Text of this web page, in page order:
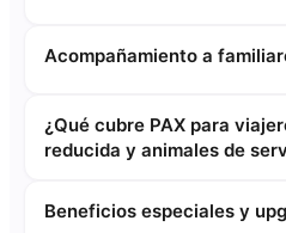
Acompañamiento a
¿Qué cubre PAX para
reducida y animales de
Beneficios especiales y